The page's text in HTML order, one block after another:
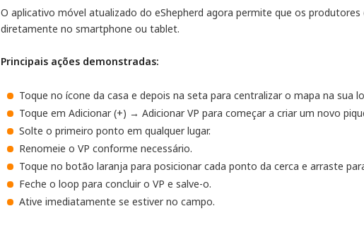
O aplicativo móvel atualizado do eShepherd agora permite que os produtores
diretamente no smartphone ou tablet.
Principais ações demonstradas:
Toque no ícone da casa e depois na seta para centralizar o mapa na sua
Toque em Adicionar (+) → Adicionar VP para começar a criar um novo
Solte o primeiro ponto em qualquer lugar.
Renomeie o VP conforme necessário.
Toque no botão laranja para posicionar cada ponto da cerca e arraste
Feche o loop para concluir o VP e salve-o.
Ative imediatamente se estiver no campo.